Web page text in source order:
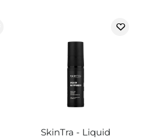
SkinTra - Liquid